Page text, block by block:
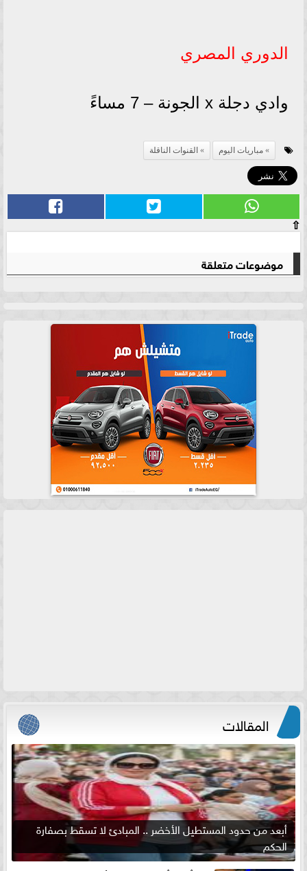
الدوري المصري
وادي دجلة x الجونة – 7 مساءً
مباريات اليوم القنوات الناقلة
⇧
موضوعات متعلقة
المقالات
أبعد من حدود المستطيل الأخضر .. المبادئ لا تسقط بصفارة
الحكم